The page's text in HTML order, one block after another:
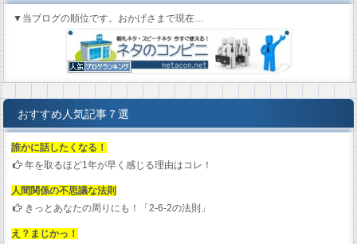
▼当ブログの順位です。おかげさまで現在…
おすすめ人気記事７選
誰かに話したくなる！
年を取るほど1年が早く感じる理由はコレ！
人間関係の不思議な法則
きっとあなたの周りにも！「2-6-2の法則」
え？まじかっ！